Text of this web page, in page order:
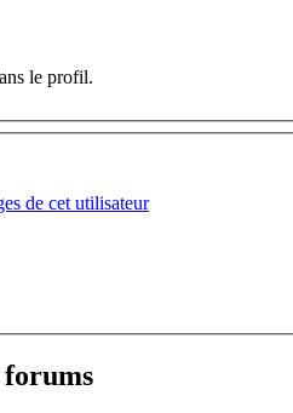
le profil.
de cet utilisateur
forums